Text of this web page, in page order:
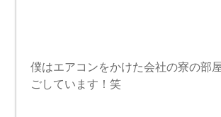
僕はエアコンをかけた会社の寮の部
ごしています！笑